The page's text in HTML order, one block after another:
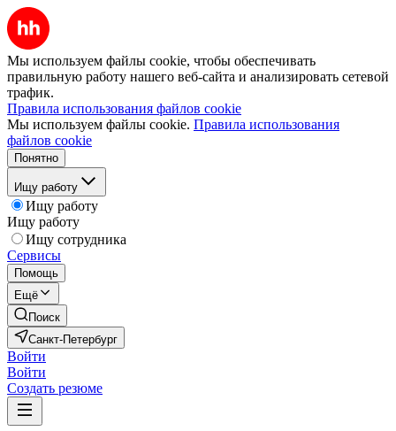
Мы используем файлы cookie, чтобы обеспечивать
правильную работу нашего веб-сайта и анализировать сетевой
трафик.
Правила использования файлов cookie
Мы используем файлы cookie. Правила использования
файлов cookie
Понятно
Ищу работу
Ищу работу
Ищу работу
Ищу сотрудника
Сервисы
Помощь
Ещё
Поиск
Санкт-Петербург
Войти
Войти
Создать резюме